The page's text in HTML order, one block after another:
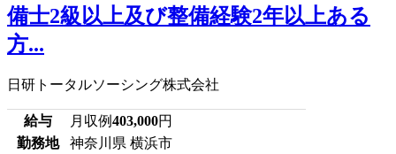
備士2級以上及び整備経験2年以上ある
方...
日研トータルソーシング株式会社
給与 月収例403,000円
勤務地
神奈川県 横浜市